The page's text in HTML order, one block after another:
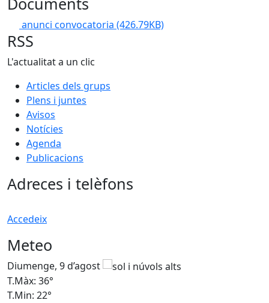
anunci convocatoria (426.79KB)
RSS
L'actualitat a un clic
Articles dels grups
Plens i juntes
Avisos
Notícies
Agenda
Publicacions
Adreces i telèfons
Accedeix
Meteo
Diumenge, 9 d’agost
T.Màx: 36°
T.Min: 22°